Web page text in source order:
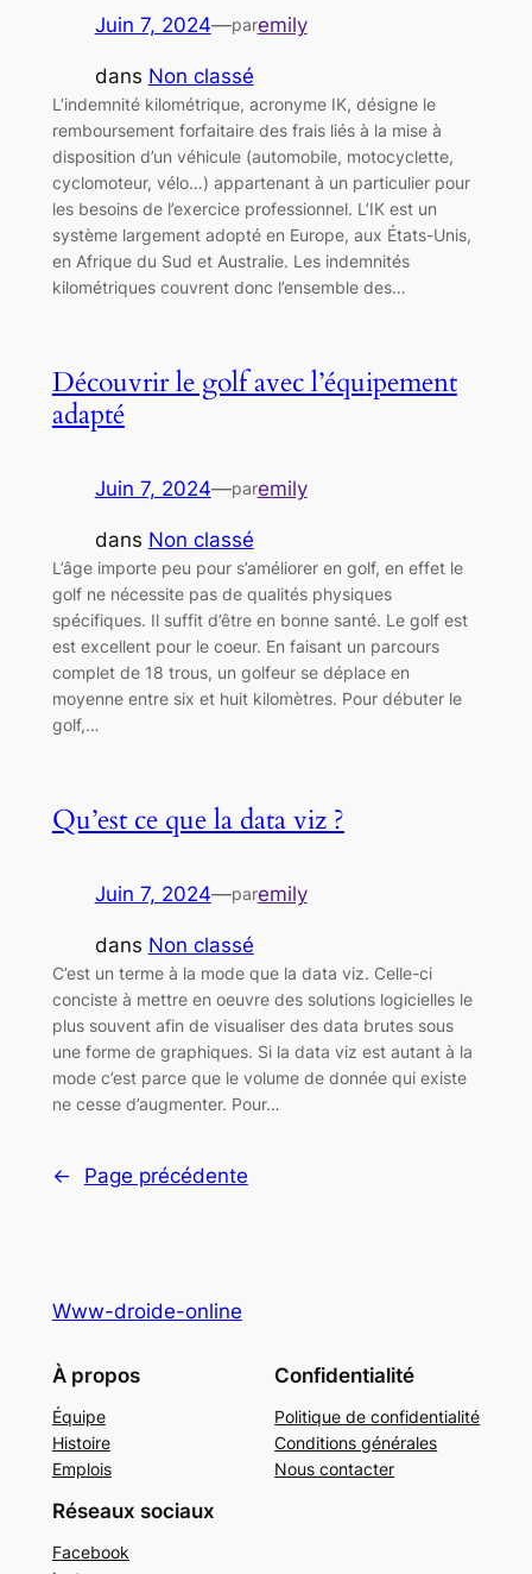
Juin 7, 2024—paremily
dans Non classé
L’indemnité kilométrique, acronyme IK, désigne le
remboursement forfaitaire des frais liés à la mise à
disposition d’un véhicule (automobile, motocyclette,
cyclomoteur, vélo…) appartenant à un particulier pour
les besoins de l’exercice professionnel. L’IK est un
système largement adopté en Europe, aux États-Unis,
en Afrique du Sud et Australie. Les indemnités
kilométriques couvrent donc l’ensemble des…
Découvrir le golf avec l’équipement
adapté
Juin 7, 2024—paremily
dans Non classé
L’âge importe peu pour s’améliorer en golf, en effet le
golf ne nécessite pas de qualités physiques
spécifiques. Il suffit d’être en bonne santé. Le golf est
est excellent pour le coeur. En faisant un parcours
complet de 18 trous, un golfeur se déplace en
moyenne entre six et huit kilomètres. Pour débuter le
golf,…
Qu’est ce que la data viz ?
Juin 7, 2024—paremily
dans Non classé
C’est un terme à la mode que la data viz. Celle-ci
conciste à mettre en oeuvre des solutions logicielles le
plus souvent afin de visualiser des data brutes sous
une forme de graphiques. Si la data viz est autant à la
mode c’est parce que le volume de donnée qui existe
ne cesse d’augmenter. Pour…
← Page précédente
Www-droide-online
À propos
Équipe
Histoire
Emplois
Confidentialité
Politique de confidentialité
Conditions générales
Nous contacter
Réseaux sociaux
Facebook